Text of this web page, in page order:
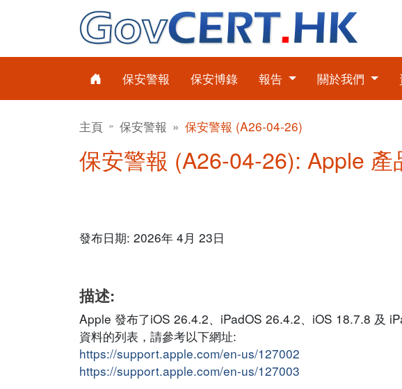
保安警報 保安博錄 報告 關於我們
主頁 保安警報 保安警報 (A26-04-26)
保安警報 (A26-04-26): Apple 產
發布日期: 2026年 4月 23日
描述:
Apple 發布了iOS 26.4.2、iPadOS 26.4.2、iOS 18.7.8 及
資料的列表，請參考以下網址:
https://support.apple.com/en-us/127002
https://support.apple.com/en-us/127003